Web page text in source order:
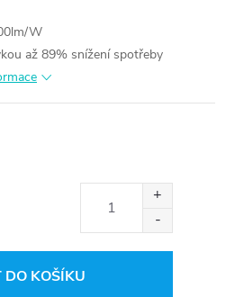
W
až 89% snížení spotřeby
DO KOŠÍKU